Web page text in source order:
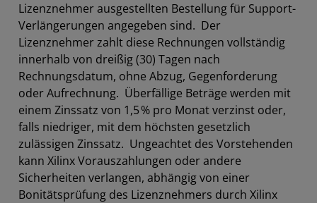
Lizenznehmer ausgestellten Bestellung für Support-
Verlängerungen angegeben sind. Der
Lizenznehmer zahlt diese Rechnungen vollständig
innerhalb von dreißig (30) Tagen nach
Rechnungsdatum, ohne Abzug, Gegenforderung
oder Aufrechnung. Überfällige Beträge werden mit
einem Zinssatz von 1,5 % pro Monat verzinst oder,
falls niedriger, mit dem höchsten gesetzlich
zulässigen Zinssatz. Ungeachtet des Vorstehenden
kann Xilinx Vorauszahlungen oder andere
Sicherheiten verlangen, abhängig von einer
Bonitätsprüfung des Lizenznehmers durch Xilinx